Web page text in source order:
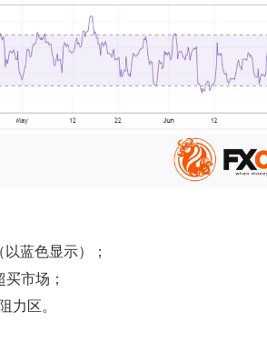
蓝色显示）；
市场；
力区。